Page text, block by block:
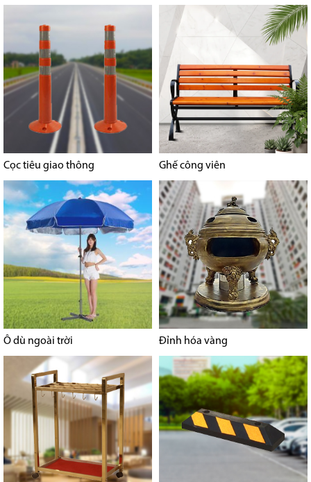
Cọc tiêu giao thông Ghế công viên
Ô dù ngoài trời Đỉnh hóa vàng